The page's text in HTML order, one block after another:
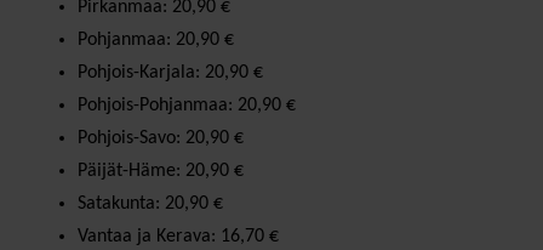
Pirkanmaa: 20,90 €
Pohjanmaa: 20,90 €
Pohjois-Karjala: 20,90 €
Pohjois-Pohjanmaa: 20,90 €
Pohjois-Savo: 20,90 €
Päijät-Häme: 20,90 €
Satakunta: 20,90 €
Vantaa ja Kerava: 16,70 €